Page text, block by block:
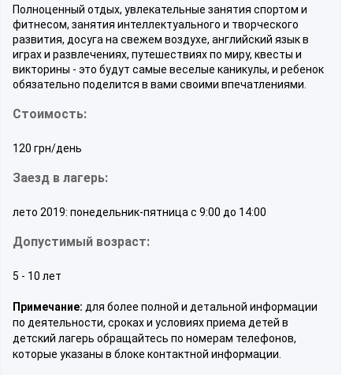
Полноценный отдых, увлекательные занятия спортом и
фитнесом, занятия интеллектуального и творческого
развития, досуга на свежем воздухе, английский язык в
играх и развлечениях, путешествиях по миру, квесты и
викторины - это будут самые веселые каникулы, и ребенок
обязательно поделится в вами своими впечатлениями.
Стоимость:
120 грн/день
Заезд в лагерь:
лето 2019: понедельник-пятница с 9:00 до 14:00
Допустимый возраст:
5 - 10 лет
Примечание: для более полной и детальной информации
по деятельности, сроках и условиях приема детей в
детский лагерь обращайтесь по номерам телефонов,
которые указаны в блоке контактной информации.